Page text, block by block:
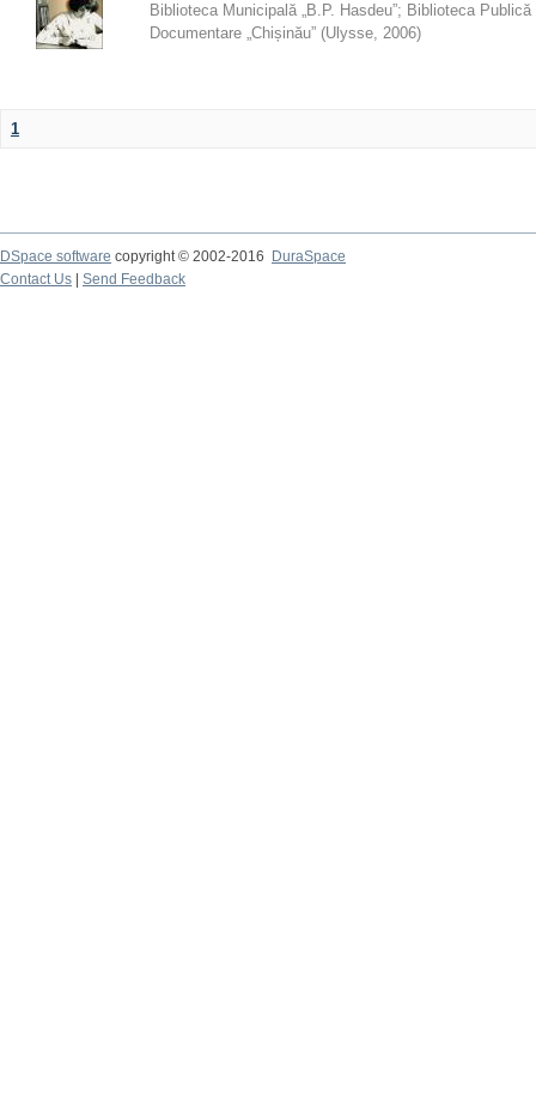
Biblioteca Municipală „B.P. Hasdeu”; Biblioteca Publică
Documentare „Chișinău” (Ulysse, 2006)
1
DSpace software copyright © 2002-2016
DuraSpace
Contact Us
Send Feedback